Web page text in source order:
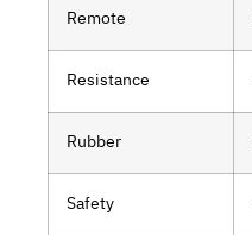
Remote
Resistance
Rubber
Safety